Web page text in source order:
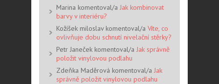
Marina komentoval/a Jak kombinovat
barvy v interiéru?
Kožíšek miloslav komentoval/a Víte, co
ovlivňuje dobu schnutí nivelační stěrky?
Petr Janeček komentoval/a Jak správně
položit vinylovou podlahu
Zdeňka Maděrová komentoval/a Jak
správně položit vinylovou podlahu